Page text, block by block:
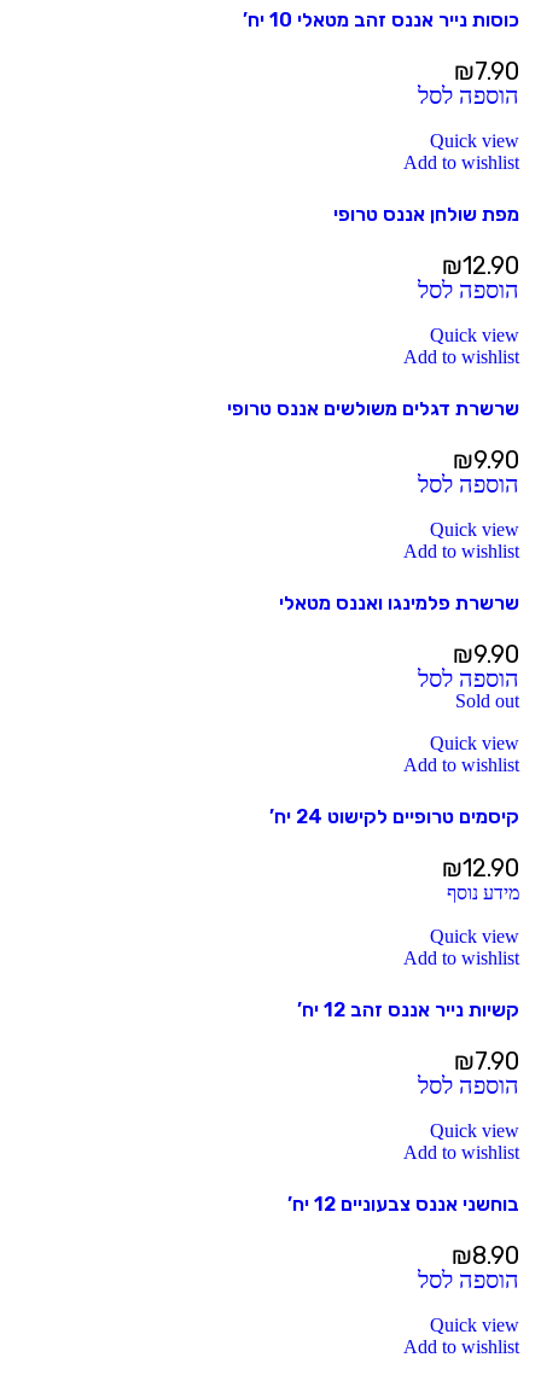
כוסות נייר אננס זהב מטאלי 10 יח’
₪7.90
הוספה לסל
Quick view
Add to wishlist
מפת שולחן אננס טרופי
₪12.90
הוספה לסל
Quick view
Add to wishlist
שרשרת דגלים משולשים אננס טרופי
₪9.90
הוספה לסל
Quick view
Add to wishlist
שרשרת פלמינגו ואננס מטאלי
₪9.90
הוספה לסל
Sold out
Quick view
Add to wishlist
קיסמים טרופיים לקישוט 24 יח’
₪12.90
מידע נוסף
Quick view
Add to wishlist
קשיות נייר אננס זהב 12 יח’
₪7.90
הוספה לסל
Quick view
Add to wishlist
בוחשני אננס צבעוניים 12 יח’
₪8.90
הוספה לסל
Quick view
Add to wishlist